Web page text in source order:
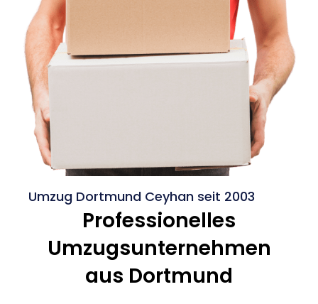
Umzug Dortmund Ceyhan seit 2003
Professionelles
Umzugsunternehmen
aus Dortmund